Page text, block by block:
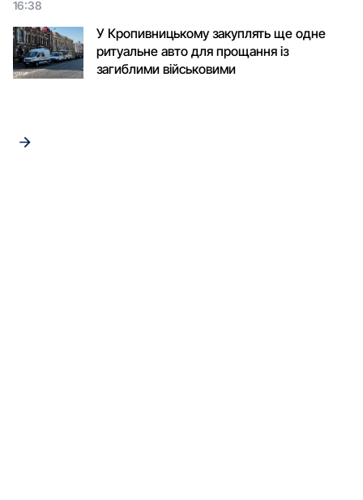
16:38
У Кропивницькому закуплять ще одне
ритуальне авто для прощання із
загиблими військовими